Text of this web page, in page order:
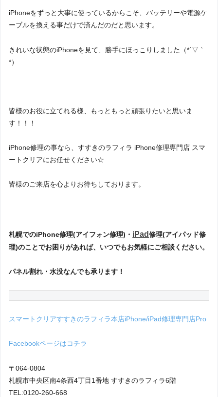
iPhoneをずっと大事に使っているからこそ、バッテリーや電源ケ
ーブルを換える事だけで済んだのだと思います。
きれいな状態のiPhoneを見て、勝手にほっこりしました（*´▽｀
*）
皆様のお役に立てれる様、もっともっと頑張りたいと思いま
す！！！
iPhone修理の事なら、すすきのラフィラ iPhone修理専門店 スマ
ートクリアにお任せください☆
皆様のご来店を心よりお待ちしております。
札幌でのiPhone修理(アイフォン修理)・ iPad修理(アイパッド修
理)のことでお困りがあれば、いつでもお気軽にご相談ください。
パネル割れ・水没なんでも承ります！
スマートクリアすすきのラフィラ本店iPhone/iPad修理専門店Pro
Facebookページはコチラ
〒064-0804
札幌市中央区南4条西4丁目1番地 すすきのラフィラ6階
TEL:0120-260-668